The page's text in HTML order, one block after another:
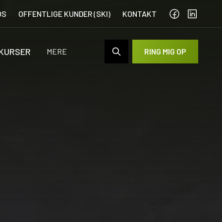
OFFENTLIGE KUNDER (SKI) KONTAKT
MERE RING MIG OP